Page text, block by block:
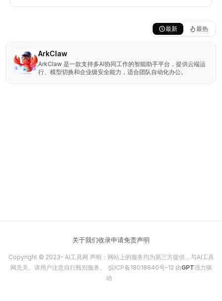
最新 最热
ArkClaw
ArkClaw 是一款支持多AI协同工作的智能助手平台，提供云端运
行、模型切换和企业级安全能力，适合团队自动化办公。
关于我们收录申请免责声明
Copyright © 2023- AI工具网 声明：网站上的服务均为第三方提供，与AI工具
网无关。请用户注意自行甄别服务。 皖ICP备18018640号-12 由GPT强力驱
动